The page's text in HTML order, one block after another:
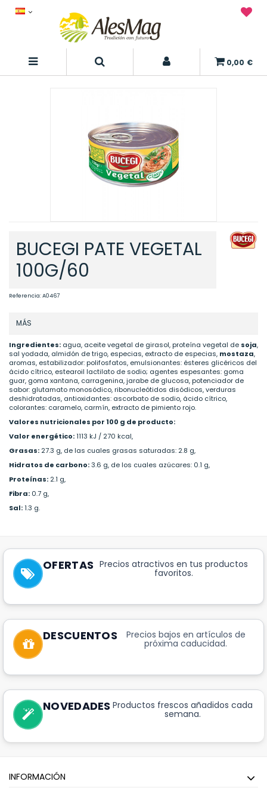
0,00 €
BUCEGI PATE VEGETAL
100G/60
Referencia:A0467
MÁS
Ingredientes: agua, aceite vegetal de girasol, proteína vegetal de soja,
sal yodada, almidón de trigo, especias, extracto de especias, mostaza,
aromas, estabilizador: polifosfatos, emulsionantes: ésteres glicéricos del
ácido cítrico, estearoil lactilato de sodio; agentes espesantes: goma
guar, goma xantana, carragenina, jarabe de glucosa, potenciador de
sabor: glutamato monosódico, ribonucleótidos disódicos, verduras
deshidratadas, antioxidantes: ascorbato de sodio, ácido cítrico,
colorantes: caramelo, carmín, extracto de pimiento rojo.
Valores nutricionales por 100 g de producto:
Valor energético:1113 kJ / 270 kcal,
Grasas: 27.3 g, de las cuales grasas saturadas: 2.8 g,
Hidratos de carbono:3.6 g, de los cuales azúcares: 0.1 g,
Proteínas: 2.1 g,
Fibra: 0.7 g,
Sal:1.3 g.
OFERTAS Precios atractivos en tus productos
favoritos.
DESCUENTOS Precios bajos en artículos de
próxima caducidad.
NOVEDADES Productos frescos añadidos cada
semana.
INFORMACIÓN